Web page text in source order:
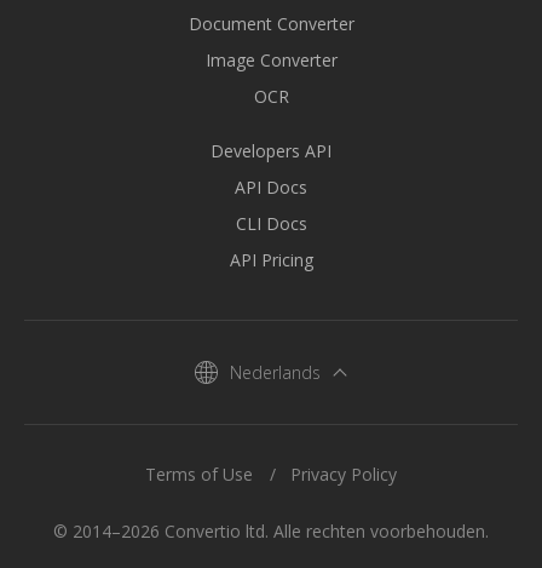
Document Converter
Image Converter
OCR
Developers API
API Docs
CLI Docs
API Pricing
Nederlands
© 2014–2026 Convertio ltd. Alle rechten voorbehouden.
Terms of Use Privacy Policy